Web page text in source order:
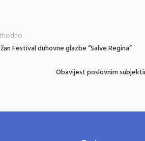
Festival duhovne glazbe “Salve Regina”
Obavijest poslovnim